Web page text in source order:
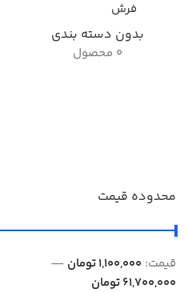
بدون دسته بندی
0 محصول
محدوده قیمت
قيمت: 1,100,000 تومان
—
61,700,000 تومان